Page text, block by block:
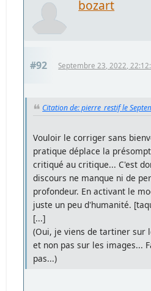
bozart
#92 Septembre 23, 2022,
Citation de: pierre_restif le
Vouloir le corriger sans
pratique déplace la
critiqué au critique... C'est
discours ne manque ni de
profondeur. En activant le
juste un peu d'humanité.
[...]
(Oui, je viens de tartiner sur
et non pas sur les images...
pas...)